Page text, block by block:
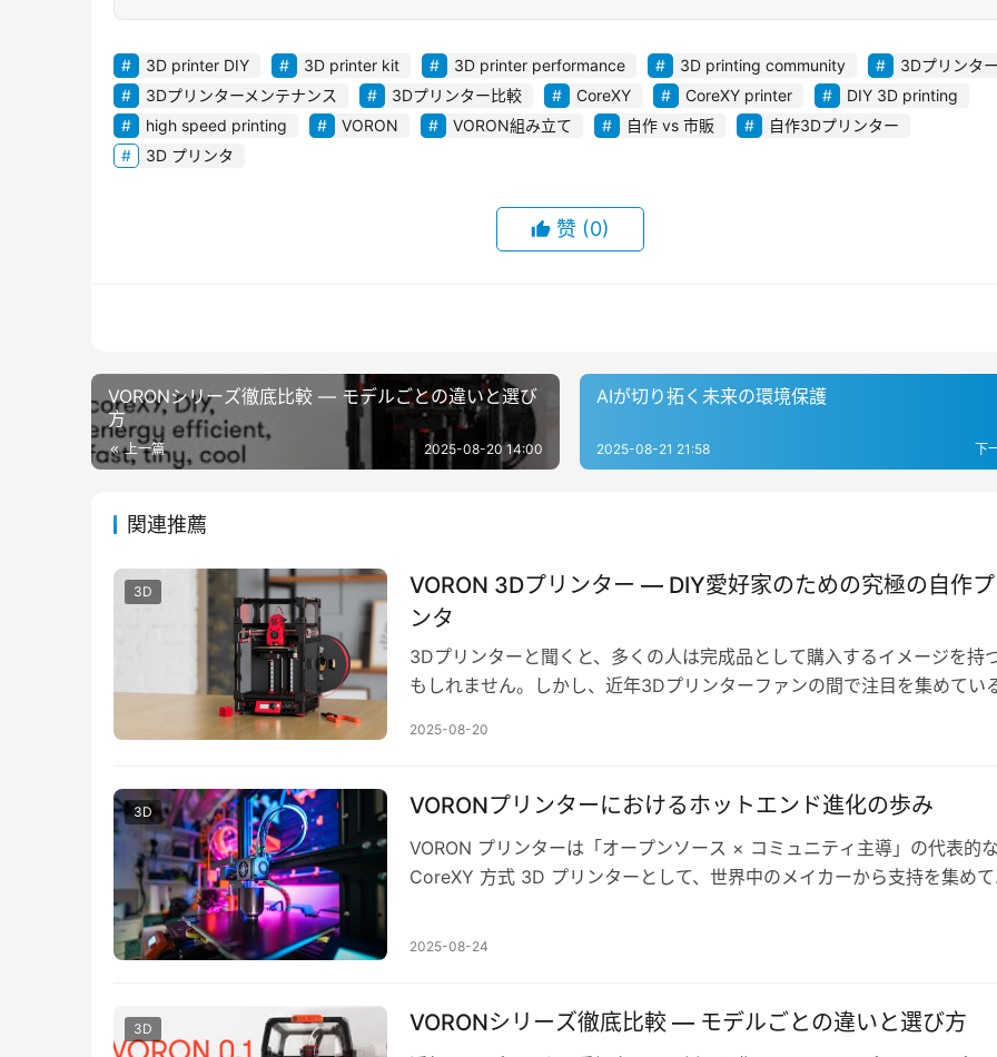
3D printer DIY 3D printer kit 3D printer performance 3D printing community
3Dプリンタ
3Dプリンターメンテナンス
3Dプリンター比較 CoreXY CoreXY printer
DIY 3D printing
high speed printing
VORON VORON組み立て 自作 vs 市販
自作3Dプリンター
3D プリンタ
赞 (0)
VORONシリーズ徹底比較 ― モデルごとの違いと選び
方
上一篇 2025-08-20 14:00
AIが切り拓く未来の環境保護
下
2025-08-21 21:58
関連推薦
3D
VORON 3Dプリンター ― DIY愛好家のための究極の自作
ンタ
3Dプリンターと聞くと、多くの人は完成品として購入するイメージを持
もしれません。しかし、近年3Dプリンターファンの間で注目を集めてい
2025-08-20
3D VORONプリンターにおけるホットエンド進化の歩み
VORON プリンターは「オープンソース × コミュニティ主導」の代表的
CoreXY 方式 3D プリンターとして、世界中のメイカーから支持を集め
2025-08-24
3D VORONシリーズ徹底比較 ― モデルごとの違いと選び方